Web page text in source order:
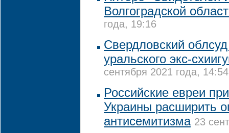
Волгоградской
года, 19:16
Свердловский
уральского экс-
сентября 2021 года, 14:54
Российские евреи
Украины расширить
антисемитизма 23